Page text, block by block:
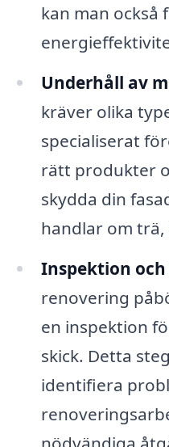
kan man också
Underhåll av
kräver olika
specialiserat
rätt produkter
skydda din
handlar om
Inspektion
renovering
en inspektion
skick. Detta
identifiera